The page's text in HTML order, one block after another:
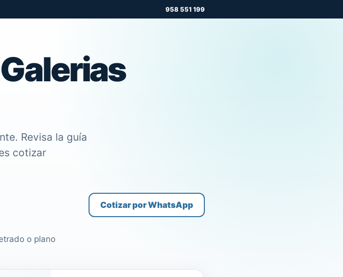
958 551 199
Revisa la guía
cotizar
o plano
Cotizar por WhatsApp